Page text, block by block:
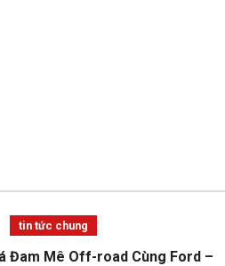
tin tức chung
Đam Mê Off-road Cùng Ford –